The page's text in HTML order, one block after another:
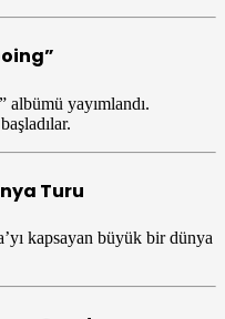
albümü yayımlandı.
Turu
kapsayan büyük bir dünya